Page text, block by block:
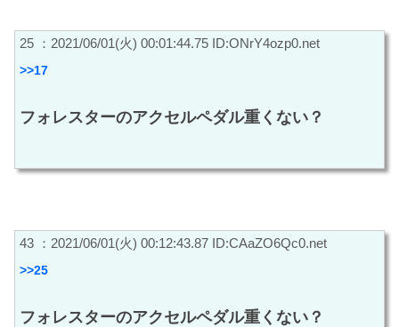
25 ：2021/06/01(火) 00:01:44.75 ID:ONrY4ozp0.net
>>17
フォレスターのアクセルペダル重くない？
43 ：2021/06/01(火) 00:12:43.87 ID:CAaZO6Qc0.net
>>25
フォレスターのアクセルペダル重くない？